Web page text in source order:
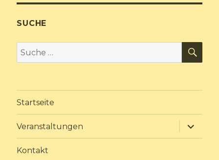
SUCHE
Suche
nach:
Startseite
Veranstaltungen
Kontakt